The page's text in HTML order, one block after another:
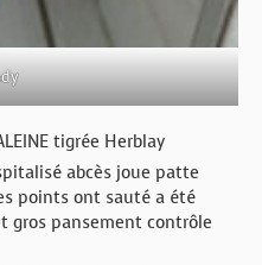
tigrée Herblay
abcès joue patte
points ont sauté a été
gros pansement contrôle